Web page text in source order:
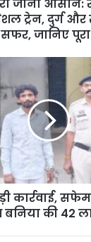
जाना आसान:
ट्रेन, दुर्ग
सफर, जानिए
कार्रवाई,
बनिया की 42